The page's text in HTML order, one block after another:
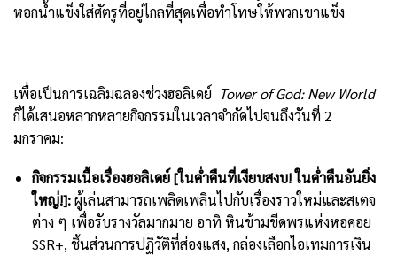
หอกน้ำแข็งใส่ศัตรูที่อยู่ไกลที่สุดเพื่อทำโทษให้พวกเขาแข็ง
เพื่อเป็นการเฉลิมฉลองช่วงฮอลิเดย์ Tower of God: New World
ก็ได้เสนอหลากหลายกิจกรรมในเวลาจำกัดไปจนถึงวันที่ 2
มกราคม:
กิจกรรมเนื้อเรื่องฮอลิเดย์[ในค่ำคืนที่เงียบสงบ!ในค่ำคืนอันยิ่ง
ใหญ่!]:ผู้เล่นสามารถเพลิดเพลินไปกับเรื่องราวใหม่และสเตจ
ต่าง ๆ เพื่อรับรางวัลมากมาย อาทิ หินข้ามขีดพรแห่งหอคอย
SSR+, ชิ้นส่วนการปฏิวัติที่ส่องแสง, กล่องเลือกไอเทมการเงิน